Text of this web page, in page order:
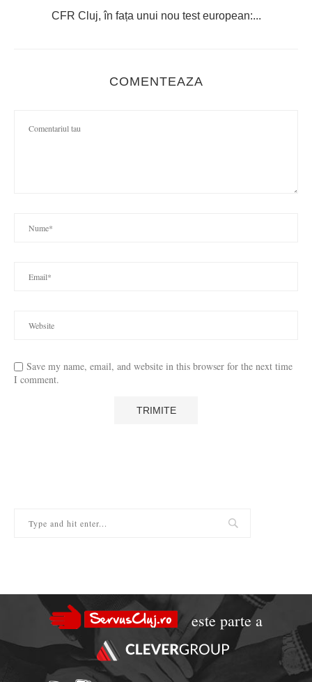
CFR Cluj, în fața unui nou test european:...
COMENTEAZA
Save my name, email, and website in this browser for the next time
I comment.
este parte a